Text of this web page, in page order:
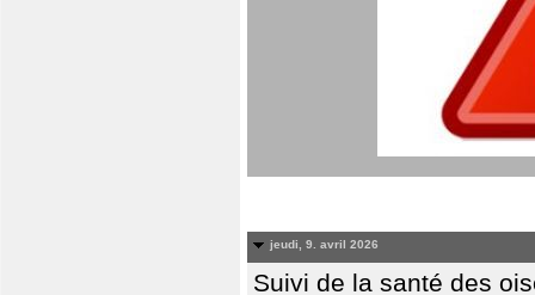
jeudi, 9. avril 2026
Suivi de la santé des